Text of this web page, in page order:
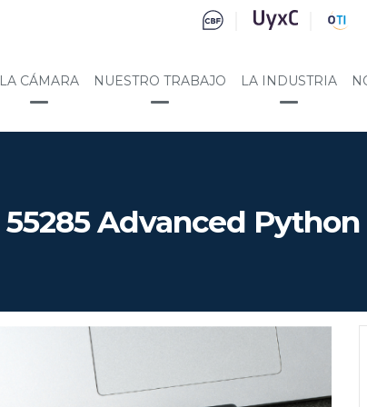
LA CÁMARA NUESTRO TRABAJO LA INDUSTRIA
55285 Advanced Python